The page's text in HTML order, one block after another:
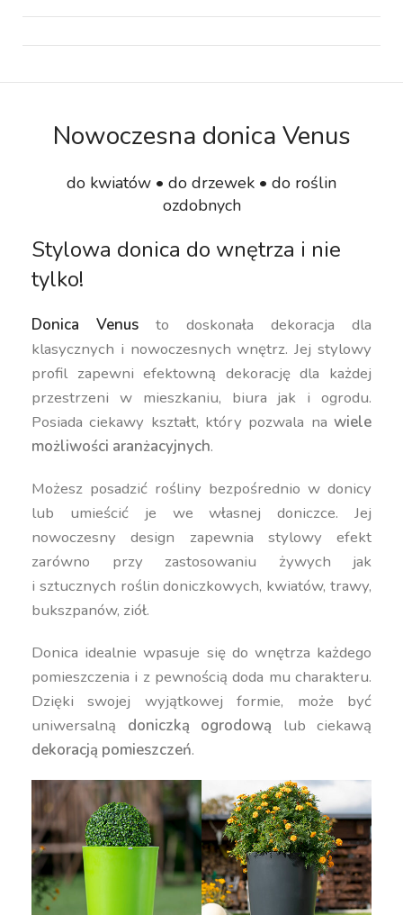
Nowoczesna donica Venus
do kwiatów • do drzewek • do roślin
ozdobnych
Stylowa donica do wnętrza i nie
tylko!
Donica Venusto doskonała dekoracja dla
klasycznych i nowoczesnych wnętrz. Jej stylowy
profil zapewni efektowną dekorację dla każdej
przestrzeni w mieszkaniu, biura jak i ogrodu.
Posiada ciekawy kształt, który pozwala na wiele
możliwości aranżacyjnych.
Możesz posadzić rośliny bezpośrednio w donicy
lub umieścić je we własnej doniczce. Jej
nowoczesny design zapewnia stylowy efekt
zarówno przy zastosowaniu żywych jak
i sztucznych roślin doniczkowych, kwiatów, trawy,
bukszpanów, ziół.
Donica idealnie wpasuje się do wnętrza każdego
pomieszczenia i z pewnością doda mu charakteru.
Dzięki swojej wyjątkowej formie, może być
uniwersalną doniczką ogrodową lub ciekawą
dekoracją pomieszczeń.